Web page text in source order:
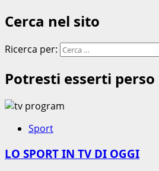
Cerca nel sito
Ricerca per:
Potresti esserti perso
Sport
LO SPORT IN TV DI OGGI